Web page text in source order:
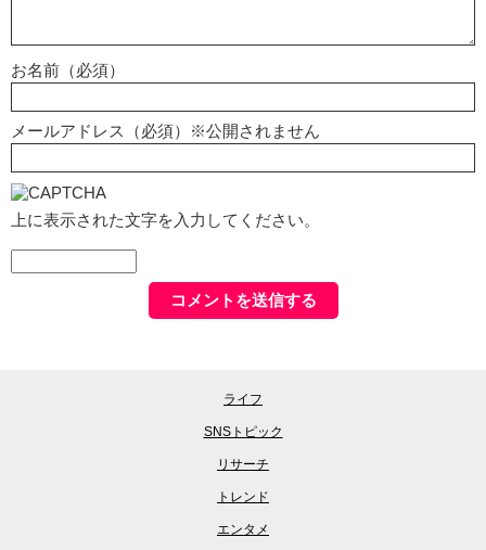
お名前（必須）
メールアドレス（必須）※公開されません
上に表示された文字を入力してください。
ライフ
SNSトピック
リサーチ
トレンド
エンタメ